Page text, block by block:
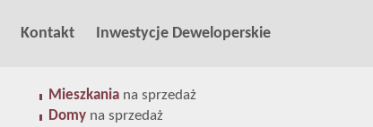
Kontakt Inwestycje Deweloperskie
Mieszkania na sprzedaż
Domy na sprzedaż